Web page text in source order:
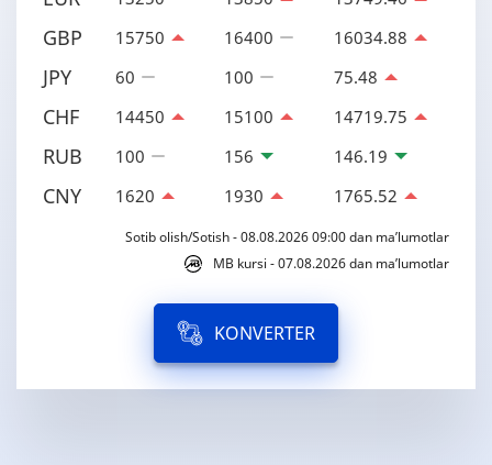
GBP 15750 16400 16034.88
JPY 60 100 75.48
CHF 14450 15100 14719.75
RUB 100 156 146.19
CNY 1620 1930 1765.52
Sotib olish/Sotish - 08.08.2026 09:00 dan ma’lumotlar
MB kursi - 07.08.2026 dan ma’lumotlar
KONVERTER